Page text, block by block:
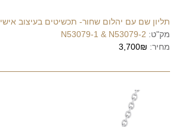
תליון שם עם יהלום שחור- תכשיטים בעיצוב אישי
מק"ט: N53079-1 & N53079-2
מחיר: 3,700₪